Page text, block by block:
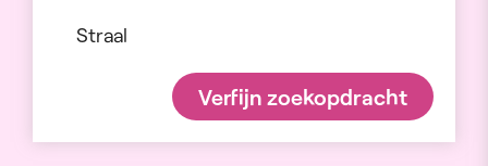
Verfijn zoekopdracht